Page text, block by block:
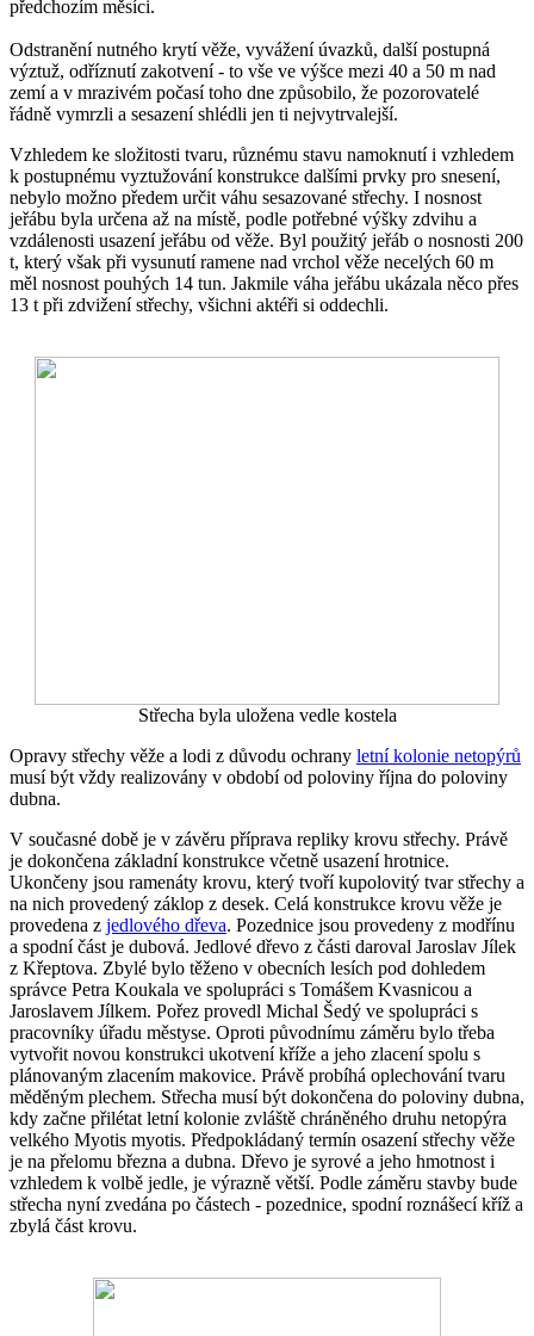
předchozím měsíci.
Odstranění nutného krytí věže, vyvážení úvazků, další postupná
výztuž, odříznutí zakotvení - to vše ve výšce mezi 40 a 50 m nad
zemí a v mrazivém počasí toho dne způsobilo, že pozorovatelé
řádně vymrzli a sesazení shlédli jen ti nejvytrvalejší.
Vzhledem ke složitosti tvaru, různému stavu namoknutí i vzhledem
k postupnému vyztužování konstrukce dalšími prvky pro snesení,
nebylo možno předem určit váhu sesazované střechy. I nosnost
jeřábu byla určena až na místě, podle potřebné výšky zdvihu a
vzdálenosti usazení jeřábu od věže. Byl použitý jeřáb o nosnosti 200
t, který však při vysunutí ramene nad vrchol věže necelých 60 m
měl nosnost pouhých 14 tun. Jakmile váha jeřábu ukázala něco přes
13 t při zdvižení střechy, všichni aktéři si oddechli.
Střecha byla uložena vedle kostela
Opravy střechy věže a lodi z důvodu ochrany letní kolonie netopýrů
musí být vždy realizovány v období od poloviny října do poloviny
dubna.
V současné době je v závěru příprava repliky krovu střechy. Právě
je dokončena základní konstrukce včetně usazení hrotnice.
Ukončeny jsou ramenáty krovu, který tvoří kupolovitý tvar střechy a
na nich provedený záklop z desek. Celá konstrukce krovu věže je
provedena z jedlového dřeva. Pozednice jsou provedeny z modřínu
a spodní část je dubová. Jedlové dřevo z části daroval Jaroslav Jílek
z Křeptova. Zbylé bylo těženo v obecních lesích pod dohledem
správce Petra Koukala ve spolupráci s Tomášem Kvasnicou a
Jaroslavem Jílkem. Pořez provedl Michal Šedý ve spolupráci s
pracovníky úřadu městyse. Oproti původnímu záměru bylo třeba
vytvořit novou konstrukci ukotvení kříže a jeho zlacení spolu s
plánovaným zlacením makovice. Právě probíhá oplechování tvaru
měděným plechem. Střecha musí být dokončena do poloviny dubna,
kdy začne přilétat letní kolonie zvláště chráněného druhu netopýra
velkého Myotis myotis. Předpokládaný termín osazení střechy věže
je na přelomu března a dubna. Dřevo je syrové a jeho hmotnost i
vzhledem k volbě jedle, je výrazně větší. Podle záměru stavby bude
střecha nyní zvedána po částech - pozednice, spodní roznášecí kříž a
zbylá část krovu.